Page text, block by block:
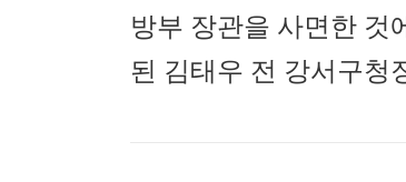
방부 장관을 사면한 것
된 김태우 전 강서구청